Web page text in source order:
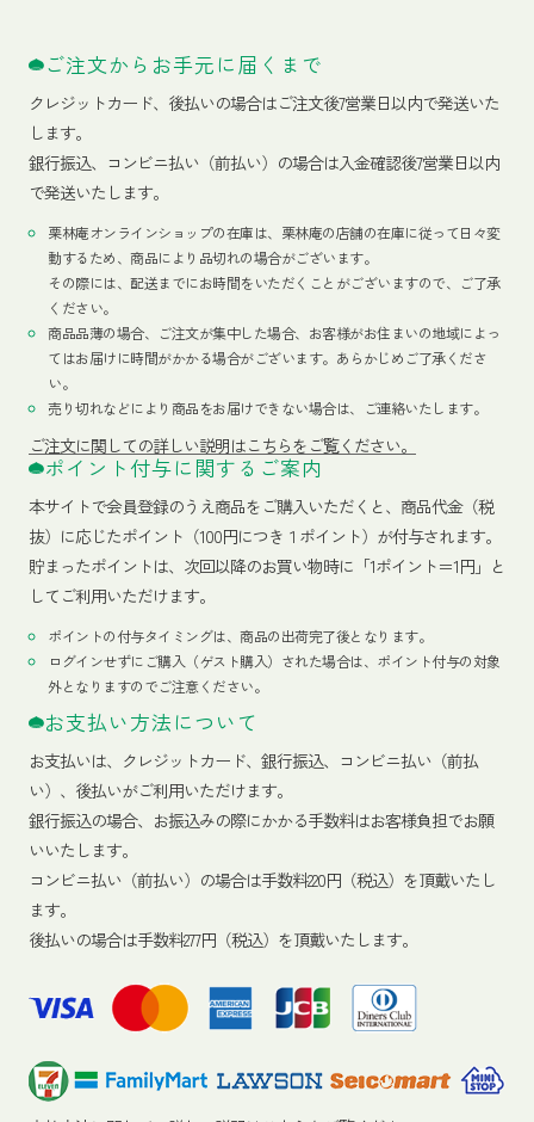
ご注文からお手元に届くまで
クレジットカード、 後払いの場合はご注文後7営業日以内で発送いた
します。
銀行振込、コンビニ払い（前払い）の場合は入金確認後7営業日以内
で発送いたします。
栗林庵オンラインショップの在庫は、栗林庵の店舗の在庫に従って日々変
動するため、商品により品切れの場合がございます。
その際には、配送までにお時間をいただくことがございますので、ご了承
ください。
商品品薄の場合、ご注文が集中した場合、お客様がお住まいの地域によっ
てはお届けに時間がかかる場合がございます。あらかじめご了承くださ
い。
売り切れなどにより商品をお届けできない場合は、ご連絡いたします。
ご注文に関しての詳しい説明はこちらをご覧ください。
ポイント付与に関するご案内
本サイトで会員登録のうえ商品をご購入いただくと、商品代金（税
抜）に応じたポイント（100円につき１ポイント）が付与されます。
貯まったポイントは、次回以降のお買い物時に「1ポイント＝1円」と
してご利用いただけます。
ポイントの付与タイミングは、商品の出荷完了後となります。
ログインせずにご購入（ゲスト購入）された場合は、ポイント付与の対象
外となりますのでご注意ください。
お支払い方法について
お支払いは、クレジットカード、銀行振込、コンビニ払い（前払
い）、後払いがご利用いただけます。
銀行振込の場合、お振込みの際にかかる手数料はお客様負担でお願
いいたします。
コンビニ払い（前払い）の場合は手数料220円（税込）を頂戴いたし
ます。
後払いの場合は手数料277円（税込）を頂戴いたします。